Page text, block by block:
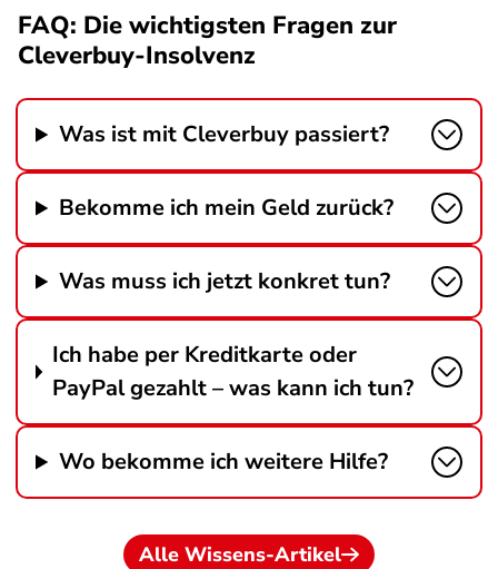
FAQ: Die wichtigsten Fragen zur
Cleverbuy-Insolvenz
Was ist mit Cleverbuy passiert?
Bekomme ich mein Geld zurück?
Was muss ich jetzt konkret tun?
Ich habe per Kreditkarte oder
PayPal gezahlt – was kann ich tun?
Wo bekomme ich weitere Hilfe?
Alle Wissens-Artikel